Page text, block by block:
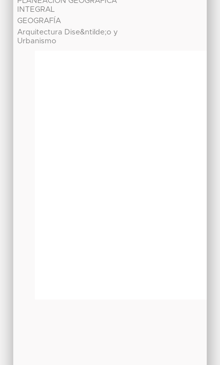
INTEGRAL
GEOGRAFÍA
Arquitectura Dise&ntilde;o y
Urbanismo